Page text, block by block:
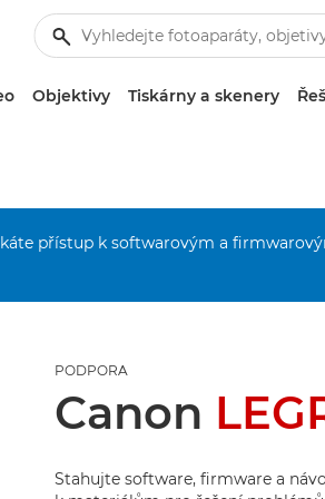
Objektivy Tiskárny a skenery
přístup k softwarovým a
PODPORA
Canon
Stahujte software, firmware a